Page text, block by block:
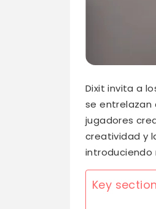
Dixit invita a
se entrelazan
jugadores
creatividad y
introduciendo
Key